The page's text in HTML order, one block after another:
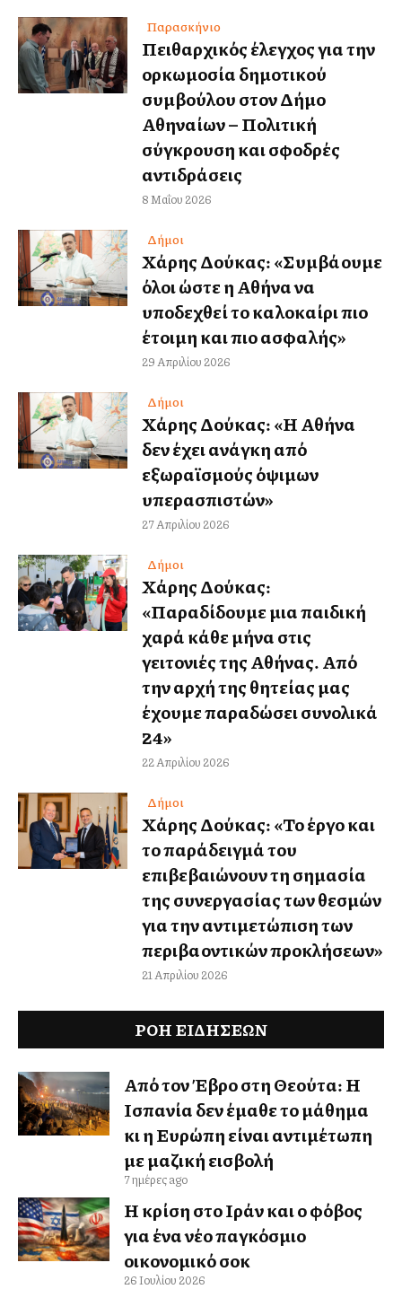
Παρασκήνιο
Πειθαρχικός έλεγχος για την
ορκωμοσία δημοτικού
συμβούλου στον Δήμο
Αθηναίων – Πολιτική
σύγκρουση και σφοδρές
αντιδράσεις
8 Μαΐου 2026
Δήμοι
Χάρης Δούκας: «Συμβάλλουμε
όλοι ώστε η Αθήνα να
υποδεχθεί το καλοκαίρι πιο
έτοιμη και πιο ασφαλής»
29 Απριλίου 2026
Δήμοι
Χάρης Δούκας: «Η Αθήνα
δεν έχει ανάγκη από
εξωραϊσμούς όψιμων
υπερασπιστών»
27 Απριλίου 2026
Δήμοι
Χάρης Δούκας:
«Παραδίδουμε μια παιδική
χαρά κάθε μήνα στις
γειτονιές της Αθήνας. Από
την αρχή της θητείας μας
έχουμε παραδώσει συνολικά
24»
22 Απριλίου 2026
Δήμοι
Χάρης Δούκας: «Το έργο και
το παράδειγμά του
επιβεβαιώνουν τη σημασία
της συνεργασίας των θεσμών
για την αντιμετώπιση των
περιβαλλοντικών προκλήσεων»
21 Απριλίου 2026
ΡΟΗ ΕΙΔΉΣΕΩΝ
Από τον Έβρο στη Θεούτα: Η
Ισπανία δεν έμαθε το μάθημα
κι η Ευρώπη είναι αντιμέτωπη
με μαζική εισβολή
7 ημέρες ago
Η κρίση στο Ιράν και ο φόβος
για ένα νέο παγκόσμιο
οικονομικό σοκ
26 Ιουλίου 2026